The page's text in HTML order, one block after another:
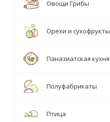
Овощи Грибы
Орехи и сухофрукты
Паназиатская кухня
Полуфабрикаты
Птица